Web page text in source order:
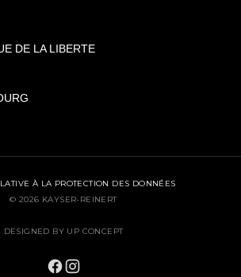
DE LA LIBERTE
À LA PROTECTION DES DONNÉES
© 2026 KAYSER-REINERT
DESIGNED BY UP CONCEPT